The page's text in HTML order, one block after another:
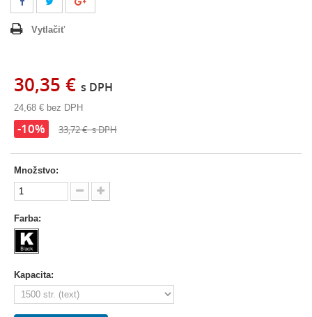
Vytlačiť
30,35 € s DPH
24,68 € bez DPH
-10% 33,72 € s DPH
Množstvo:
Farba:
Kapacita: